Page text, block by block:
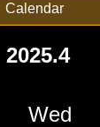
Calendar
2025.4
Wed